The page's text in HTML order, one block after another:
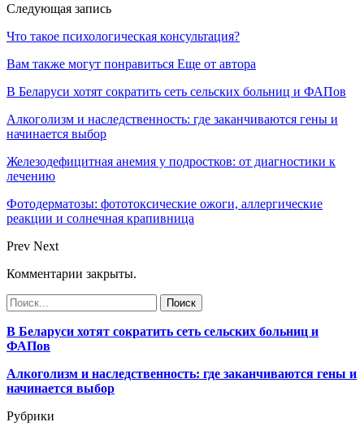
Следующая запись
Что такое психологическая консультация?
Вам также могут понравиться Еще от автора
В Беларуси хотят сократить сеть сельских больниц и ФАПов
Алкоголизм и наследственность: где заканчиваются гены и
начинается выбор
Железодефицитная анемия у подростков: от диагностики к
лечению
Фотодерматозы: фототоксические ожоги, аллергические
реакции и солнечная крапивница
Prev Next
Комментарии закрыты.
В Беларуси хотят сократить сеть сельских больниц и
ФАПов
Алкоголизм и наследственность: где заканчиваются гены и
начинается выбор
Рубрики